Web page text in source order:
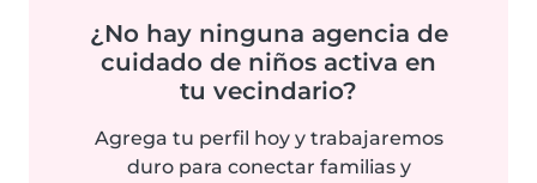
¿No hay ninguna agencia de
cuidado de niños activa en
tu vecindario?
Agrega tu perfil hoy y trabajaremos
duro para conectar familias y